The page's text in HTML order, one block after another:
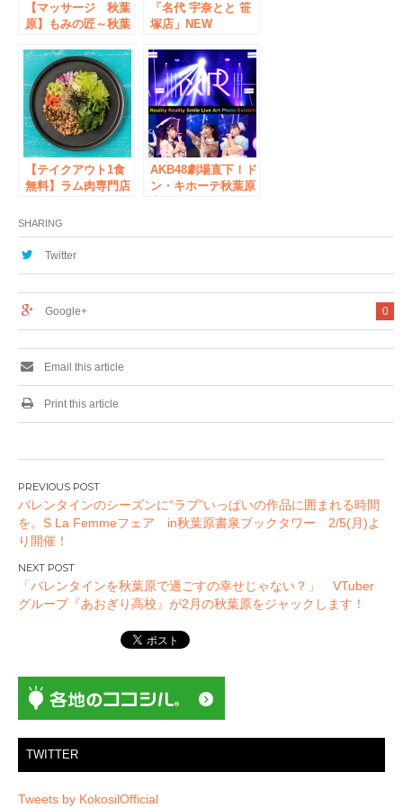
【マッサージ 秋葉
原】もみの匠～秋葉
OPEN 最新機器ハ
イパーボルトストレ
ッチ導入店舗
「名代 宇奈とと 笹
塚店」NEW
ペーン「うな丼ダブ
ル」を1BUY1GET
FREE！を26日に開
催します。
【テイクアウト1食
無料】ラム肉専門店
ーストレストラン
「サラダ専門店
HAVE A GOOD
OPEN！
AKB48劇場直下！ド
ン・キホーテ秋葉原
記念グッズとして
SHARING
Twitter
0
Google+
Email this article
Print this article
投
稿
ナ
ビ
ゲ
ー
ン
バレンタインのシーズンに“ラブ”いっぱいの作品に囲まれる時間
を。S La Femmeフェア in秋葉原書泉ブックタワー 2/5(月)よ
り開催！
「バレンタインを秋葉原で過ごすの幸せじゃない？」 VTuber
グループ『あおぎり高校』が2月の秋葉原をジャックします！
TWITTER
Tweets by KokosilOfficial